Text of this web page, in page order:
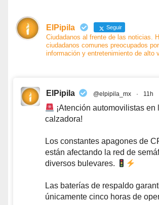
ElPipila Seguir
Ciudadanos al frente de las noticias.
ciudadanos comunes preocupados
información y entretenimiento de alto
ElPipila @elpipila_mx · 11h
¡Atención automovilistas en
calzadora!
Los constantes apagones de
están afectando la red de
diversos bulevares.
Las baterías de respaldo
únicamente cinco horas de